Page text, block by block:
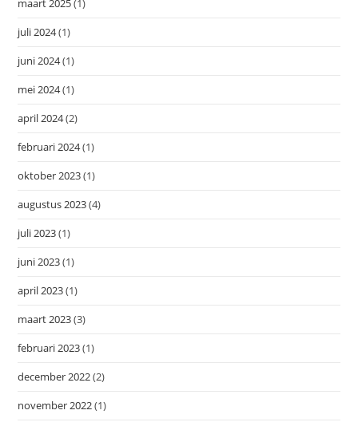
maart 2025(1)
juli 2024(1)
juni 2024(1)
mei 2024(1)
april 2024(2)
februari 2024(1)
oktober 2023(1)
augustus 2023(4)
juli 2023(1)
juni 2023(1)
april 2023(1)
maart 2023(3)
februari 2023(1)
december 2022(2)
november 2022(1)